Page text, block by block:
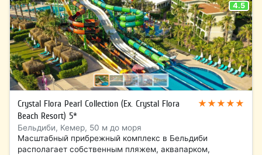
4.5
Crystal Flora Pearl Collection (Ex. Crystal Flora
Beach Resort) 5*
★★★★★
Бельдиби, Кемер, 50 м до моря
Масштабный прибрежный комплекс в Бельдиби
располагает собственным пляжем, аквапарком,